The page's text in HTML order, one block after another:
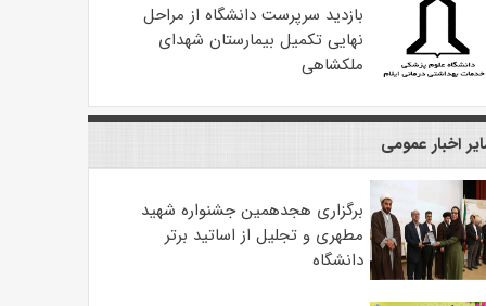
بازدید سرپرست دانشگاه از مراحل
نهایی تکمیل بیمارستان شهدای
ملکشاهی
اخبار عمومی
برگزاری هجدهمین جشنواره شهید
مطهری و تجلیل از اساتید برتر
دانشگاه